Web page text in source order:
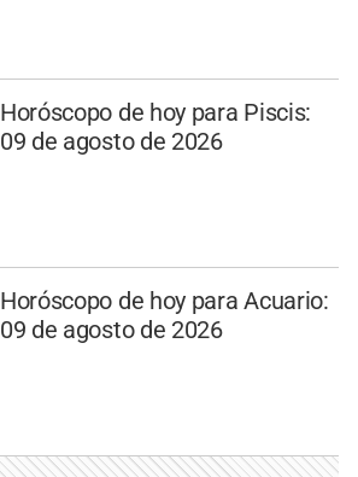
Horóscopo de hoy para Piscis:
09 de agosto de 2026
Horóscopo de hoy para Acuario:
09 de agosto de 2026